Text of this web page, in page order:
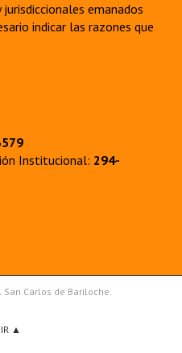
emanados
indicar las razones que
Institucional: 294-
Carlos de Bariloche.
▲